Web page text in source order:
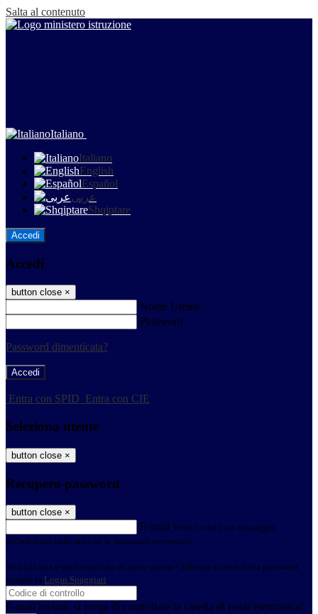
Salta al contenuto
Italiano
Italiano
English
Español
عربى
Shqiptare
Accedi
Accedi
button close ×
Nome Utente
Password
Password dimenticata?
-
Entra con SPID Entra con CIE
Seleziona utente
button close ×
Recupero password
button close ×
E-mail Verrà inviato un messaggio
all'indirizzo indicato con le istruzioni necessarie.
Non hai una e-mail associata al nome utente? Effettua il reset della password
tramite la Login Spaggiari
E-mail inviata, si prega di controllare la casella di posta elettronica!